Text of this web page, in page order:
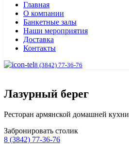
Главная
О компании
Банкетные залы
Наши мероприятия
Доставка
Контакты
8 (3842) 77-36-76
Лазурный берег
Ресторан армянской домашней кухни
Забронировать столик
8 (3842) 77-36-76